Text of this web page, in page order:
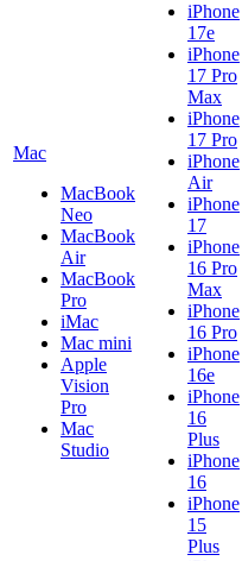
Mac
MacBook
Neo
MacBook
Air
MacBook
Pro
iMac
Mac mini
Apple
Vision
Pro
Mac
Studio
iPhone
17e
iPhone
17 Pro
Max
iPhone
17 Pro
iPhone
Air
iPhone
17
iPhone
16 Pro
Max
iPhone
16 Pro
iPhone
16e
iPhone
16
Plus
iPhone
16
iPhone
15
Plus